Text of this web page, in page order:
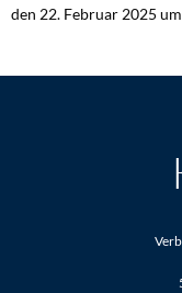
den 22. Februar 2025